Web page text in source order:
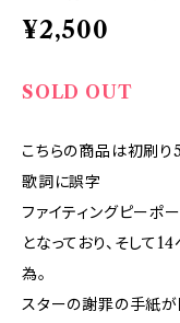
¥2,500
SOLD OUT
こちらの商品は初刷
歌詞に誤字
ファイティングピーポ
となっており、そして
為。
スターの謝罪の手紙が